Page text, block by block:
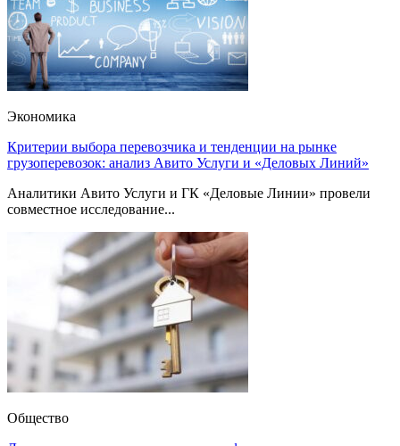
Экономика
Критерии выбора перевозчика и тенденции на рынке
грузоперевозок: анализ Авито Услуги и «Деловых Линий»
Аналитики Авито Услуги и ГК «Деловые Линии» провели
совместное исследование...
Общество